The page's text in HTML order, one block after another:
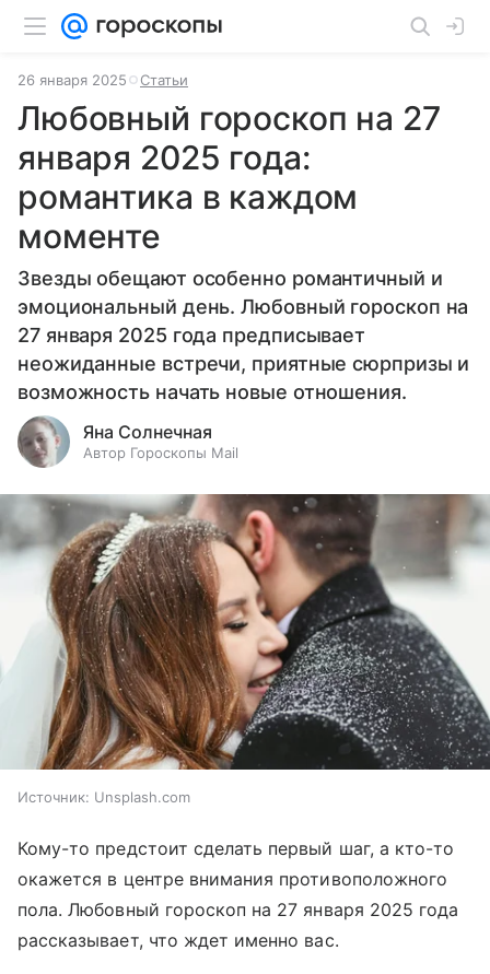
26 января 2025 Статьи
Любовный гороскоп на 27
января 2025 года:
романтика в каждом
моменте
Звезды обещают особенно романтичный и
эмоциональный день. Любовный гороскоп на
27 января 2025 года предписывает
неожиданные встречи, приятные сюрпризы и
возможность начать новые отношения.
Яна Солнечная
Автор Гороскопы Mail
Источник: Unsplash.com
Кому-то предстоит сделать первый шаг, а кто-то
окажется в центре внимания противоположного
пола. Любовный гороскоп на 27 января 2025 года
рассказывает, что ждет именно вас.